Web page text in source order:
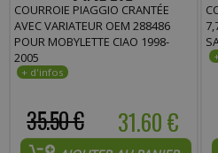
COURROIE PIAGGIO CRANTÉE
AVEC VARIATEUR OEM 288486
POUR MOBYLETTE CIAO 1998-
2005
31.60 €
35.50 €